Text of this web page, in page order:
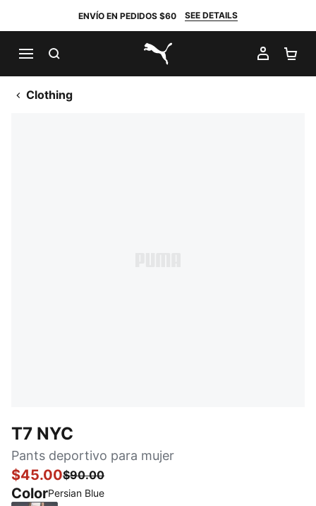
ENVÍO EN PEDIDOS $60 SEE DETAILS
PUMA.com
MI
Clothing
T7 NYC
Pants deportivo para mujer
$45.00$90.00
ColorPersian Blue